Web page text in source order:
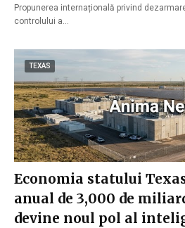
Propunerea internațională privind
controlului a…
TEXAS
Economia statului
anual de 3,000 de
devine noul pol al